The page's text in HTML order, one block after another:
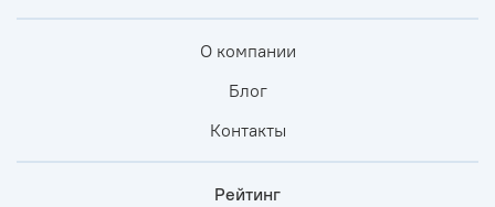
О компании
Блог
Контакты
Рейтинг